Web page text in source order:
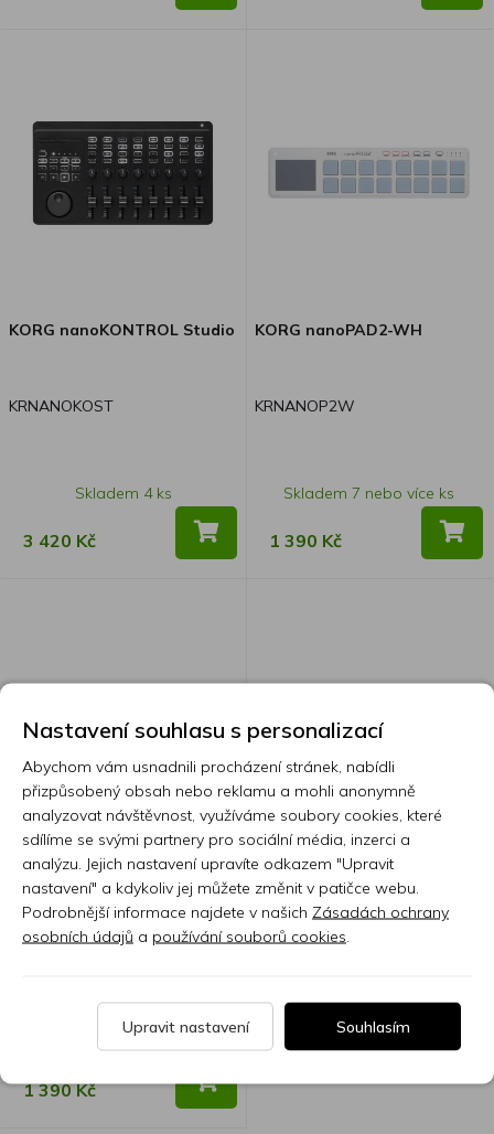
KORG nanoKONTROL Studio
KRNANOKOST
Skladem 4 ks
3 420 Kč
KORG nanoPAD2-WH
KRNANOP2W
Skladem 7 nebo více ks
1 390 Kč
KORG nanoKONTROL2-WH
Skladem 7 nebo více ks
1 390 Kč
Nastavení souhlasu s personalizací
Abychom vám usnadnili procházení stránek, nabídli
přizpůsobený obsah nebo reklamu a mohli anonymně
analyzovat návštěvnost, využíváme soubory cookies, které
sdílíme se svými partnery pro sociální média, inzerci a
analýzu. Jejich nastavení upravíte odkazem "Upravit
nastavení" a kdykoliv jej můžete změnit v patičce webu.
Podrobnější informace najdete v našich Zásadách ochrany
osobních údajů a používání souborů cookies
Upravit nastavení Souhlasím